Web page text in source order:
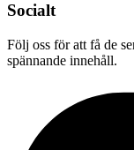
Socialt
Följ oss för att få de
spännande innehåll.